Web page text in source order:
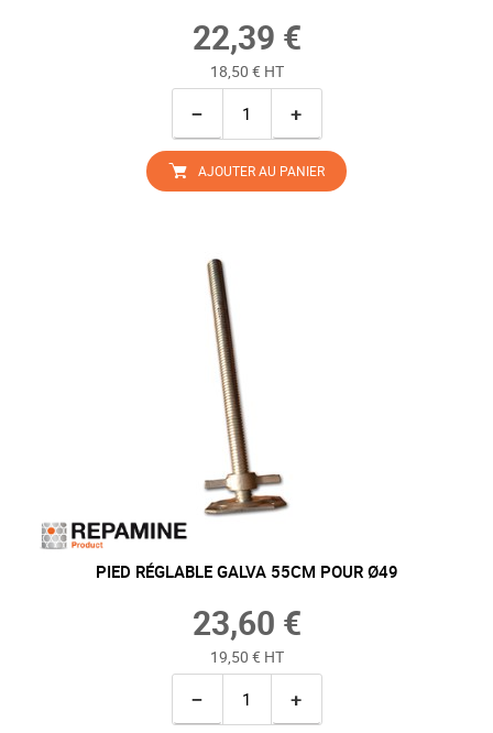
22,39 €
18,50 € HT
− +
AJOUTER AU PANIER
PIED RÉGLABLE GALVA 55CM POUR Ø49
23,60 €
19,50 € HT
− +